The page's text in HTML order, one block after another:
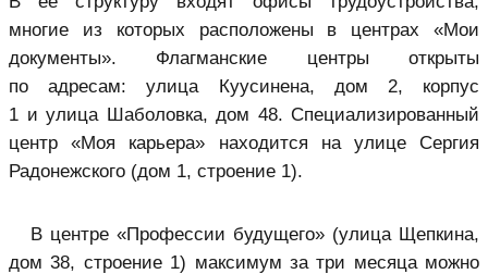
многие из которых расположены в центрах «Мои
документы». Флагманские центры открыты
по адресам: улица Куусинена, дом 2, корпус
1 и улица Шаболовка, дом 48. Специализированный
центр «Моя карьера» находится на улице Сергия
Радонежского (дом 1, строение 1).
В центре «Профессии будущего» (улица Щепкина,
дом 38, строение 1) максимум за три месяца можно